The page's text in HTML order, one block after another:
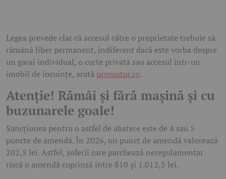
Legea prevede clar că accesul către o proprietate trebuie să
rămână liber permanent, indiferent dacă este vorba despre
un garaj individual, o curte privată sau accesul într-un
imobil de locuințe, arată promotor.ro.
Atenție! Rămâi și fără mașină și cu
buzunarele goale!
Sancțiunea pentru o astfel de abatere este de 4 sau 5
puncte de amendă. În 2026, un punct de amendă valorează
202,5 lei. Astfel, șoferii care parchează neregulamentar
riscă o amendă cuprinsă între 810 și 1.012,5 lei.